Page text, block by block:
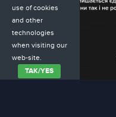
use of cookies
and other
technologies
when visiting our
web-site.
ТАК/YES